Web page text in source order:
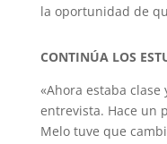
la oportunidad de
CONTINÚA LOS
«Ahora estaba
entrevista. Hace un
Melo tuve que